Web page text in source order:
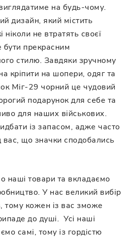
на будь-чому.
дизайн, який містить
ніколи не втратять своєї
бути прекрасним
стилю. Завдяки зручному
кріпити на шопери, одяг та
Міг-29 чорний це чудовий
подарунок для себе та
для наших військових.
із запасом, адже часто
вас, що значки сподобались
товари та вкладаємо
У нас великий вибір
тому кожен із вас зможе
до душі. Усі наші
самі, тому із гордістю